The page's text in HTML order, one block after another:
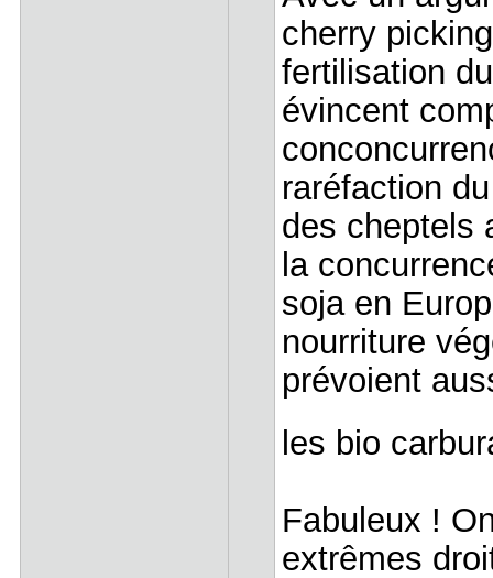
cherry
fertilisation
évincent
raréfaction
des cheptels
la
soja en
nourriture
prévoient
les bio
Fabuleux !
extrêmes